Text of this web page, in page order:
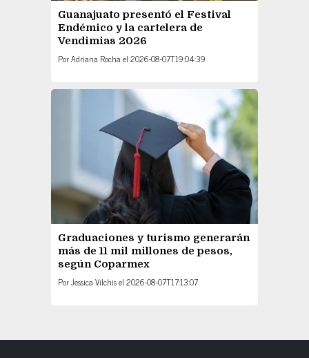
Guanajuato presentó el Festival
Endémico y la cartelera de
Vendimias 2026
PorAdriana Rocha el 2026-08-07T19:04:39
Graduaciones y turismo generarán
más de 11 mil millones de pesos,
según Coparmex
PorJessica Vilchisel 2026-08-07T17:13:07